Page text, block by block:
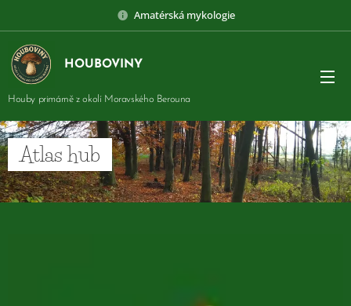
Amatérská mykologie
HOUBOVINY
Houby primárně z okolí Moravského Berouna
Atlas hub